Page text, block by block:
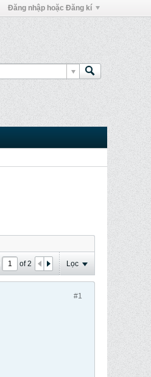
Đăng nhập hoặc Đăng kí
of2 Lọc
#1